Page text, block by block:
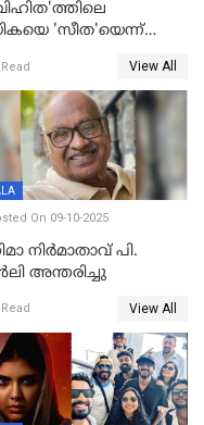
'സീത'യെന്ന്
View All
On 09-10-2025
നിർമാതാവ് പി.
അന്തരിച്ചു
View All